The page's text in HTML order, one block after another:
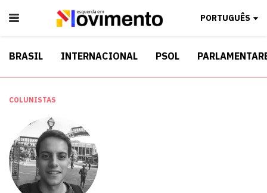
PORTUGUÊS
BRASIL INTERNACIONAL PSOL
COLUNISTAS